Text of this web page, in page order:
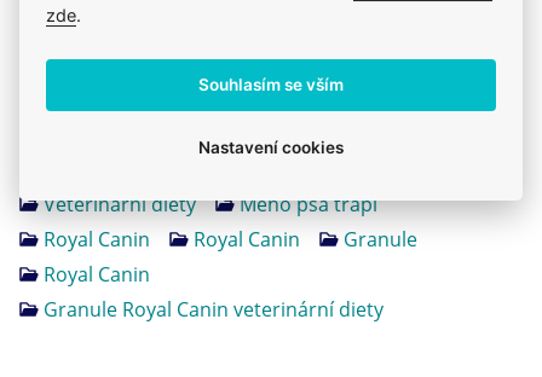
Produkt také v těchto kategoriích12
Onemocnění ledvin
Royal Canin - Veterinární diety
Veterinární diety
Mého psa trápí
Royal Canin
Royal Canin
Granule
Royal Canin
Granule Royal Canin veterinární diety
zde.
Souhlasím se vším
Nastavení cookies